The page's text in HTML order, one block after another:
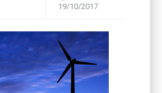
19/10/2017